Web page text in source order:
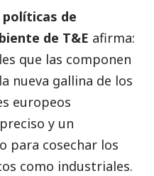
de
de T&E afirma:
que las componen
nueva gallina de los
europeos
y un
para cosechar los
como industriales.